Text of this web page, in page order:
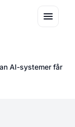
AI-systemer får